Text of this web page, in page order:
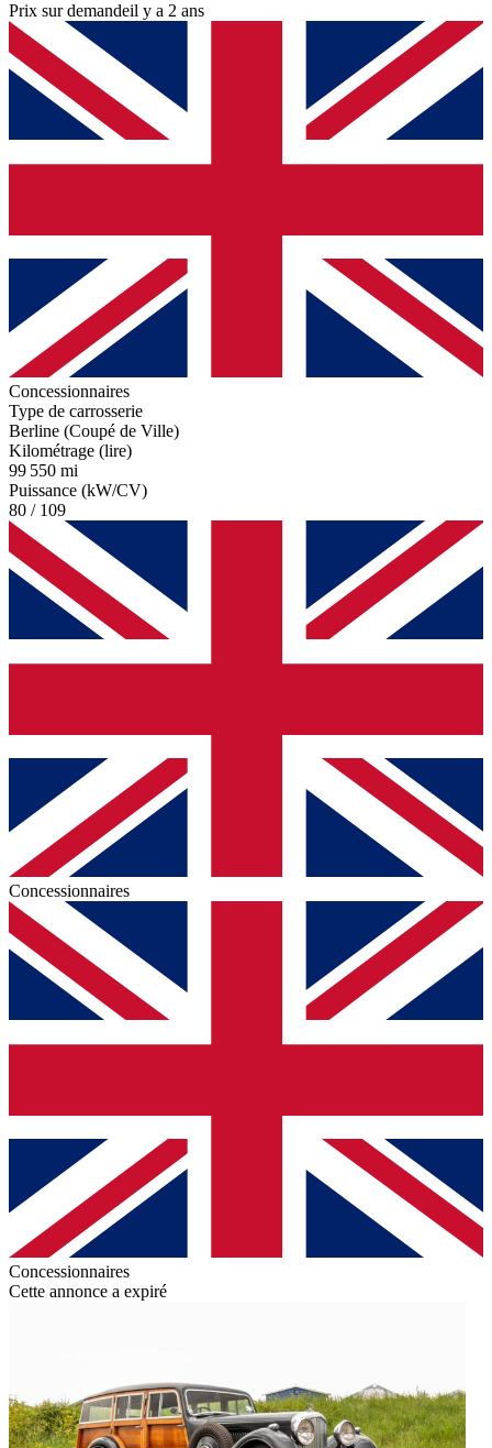
Prix sur demandeil y a 2 ans
Concessionnaires
Type de carrosserie
Berline (Coupé de Ville)
Kilométrage (lire)
99 550 mi
Puissance (kW/CV)
80 / 109
Concessionnaires
Concessionnaires
Cette annonce a expiré